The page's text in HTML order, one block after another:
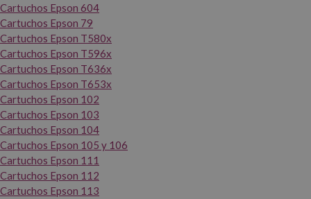
Cartuchos Epson 604
Cartuchos Epson 79
Cartuchos Epson T580x
Cartuchos Epson T596x
Cartuchos Epson T636x
Cartuchos Epson T653x
Cartuchos Epson 102
Cartuchos Epson 103
Cartuchos Epson 104
Cartuchos Epson 105 y 106
Cartuchos Epson 111
Cartuchos Epson 112
Cartuchos Epson 113